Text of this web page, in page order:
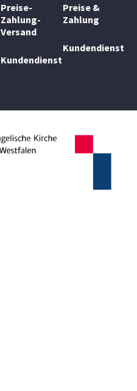
Preise-
Zahlung-
Versand
Kundendienst
Preise &
Zahlung
Kundendienst